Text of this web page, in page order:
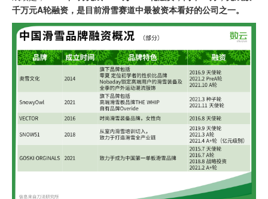
千万元A轮融资，是目前滑雪赛道中最被资本看好的公司之一。